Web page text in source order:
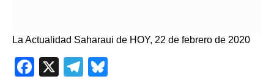
La Actualidad Saharaui de HOY, 22 de febrero de 2020
Facebook
X Telegram